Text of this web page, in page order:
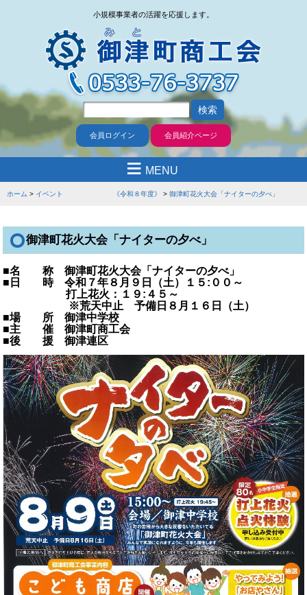
小規模事業者の活躍を応援します。
会員ログイン 会員紹介ページ
≡ MENU
ホーム イベント 《令和８年度》 御津町花火大会「ナイターの夕べ」
御津町花火大会「ナイターの夕べ」
■名 称 御津町花火大会「ナイターの夕べ」
■日 時 令和７年８月９日（土）１５:００～
打上花火：１９:４５～
※荒天中止 予備日８月１６日（土）
■場 所 御津中学校
■主 催 御津町商工会
■後 援 御津連区